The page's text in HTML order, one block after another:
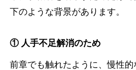
下のような背景があります。
① 人手不足解消のため
前章でも触れたように、慢性的